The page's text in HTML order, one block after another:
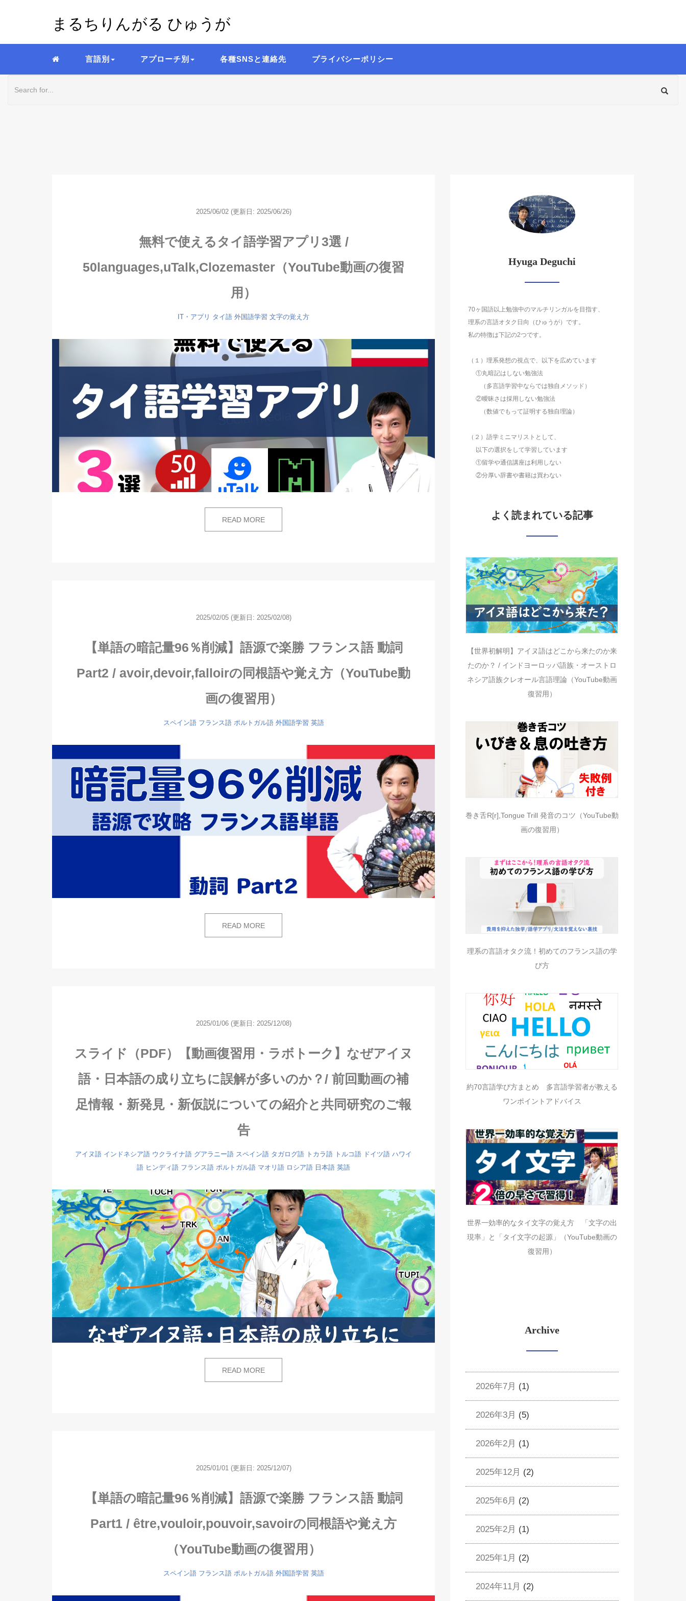
まるちりんがる ひゅうが
言語別 アプローチ別 各種SNSと連絡先 プライバシーポリシー
2025/06/02 (更新日: 2025/06/26)
無料で使えるタイ語学習アプリ3選 /
50languages,uTalk,Clozemaster（YouTube動画の復習
用）
IT・アプリ タイ語 外国語学習 文字の覚え方
READ MORE
2025/02/05 (更新日: 2025/02/08)
【単語の暗記量96％削減】語源で楽勝 フランス語 動詞
Part2 / avoir,devoir,falloirの同根語や覚え方（YouTube動
画の復習用）
スペイン語 フランス語 ポルトガル語 外国語学習 英語
READ MORE
2025/01/06 (更新日: 2025/12/08)
スライド（PDF）【動画復習用・ラボトーク】なぜアイヌ
語・日本語の成り立ちに誤解が多いのか？/ 前回動画の補
足情報・新発見・新仮説についての紹介と共同研究のご報
告
アイヌ語 インドネシア語 ウクライナ語 グアラニー語 スペイン語 タガログ語 トカラ語 トルコ語 ドイツ語 ハワイ
語 ヒンディ語 フランス語 ポルトガル語 マオリ語 ロシア語 日本語 英語
READ MORE
2025/01/01 (更新日: 2025/12/07)
【単語の暗記量96％削減】語源で楽勝 フランス語 動詞
Part1 / être,vouloir,pouvoir,savoirの同根語や覚え方
（YouTube動画の復習用）
スペイン語 フランス語 ポルトガル語 外国語学習 英語
Hyuga Deguchi
70ヶ国語以上勉強中のマルチリンガルを目指す、
理系の言語オタク日向（ひゅうが）です。
私の特徴は下記の2つです。
（１）理系発想の視点で、以下を広めています
①丸暗記はしない勉強法
（多言語学習中ならでは独自メソッド）
②曖昧さは採用しない勉強法
（数値でもって証明する独自理論）
（２）語学ミニマリストとして、
以下の選択をして学習しています
①留学や通信講座は利用しない
②分厚い辞書や書籍は買わない
よく読まれている記事
【世界初解明】アイヌ語はどこから来たのか来
たのか？ / インドヨーロッパ語族・オーストロ
ネシア語族クレオール言語理論（YouTube動画
復習用）
巻き舌R[r],Tongue Trill 発音のコツ（YouTube動
画の復習用）
理系の言語オタク流！初めてのフランス語の学
び方
約70言語学び方まとめ 多言語学習者が教える
ワンポイントアドバイス
世界一効率的なタイ文字の覚え方 「文字の出
現率」と「タイ文字の起源」（YouTube動画の
復習用）
Archive
2026年7月 (1)
2026年3月 (5)
2026年2月 (1)
2025年12月 (2)
2025年6月 (2)
2025年2月 (1)
2025年1月 (2)
2024年11月 (2)